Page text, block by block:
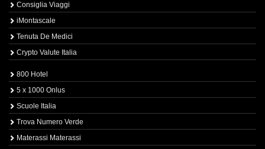
Consiglia Viaggi
iMontascale
Tenuta De Medici
Crypto Valute Italia
800 Hotel
5 x 1000 Onlus
Scuole Italia
Trova Numero Verde
Materassi Materassi